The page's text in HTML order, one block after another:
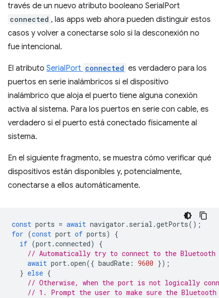
través de un nuevo atributo booleano SerialPort
connected , las apps web ahora pueden distinguir estos
casos y volver a conectarse solo si la desconexión no
fue intencional.
El atributo SerialPort connected es verdadero para los
puertos en serie inalámbricos si el dispositivo
inalámbrico que aloja el puerto tiene alguna conexión
activa al sistema. Para los puertos en serie con cable, es
verdadero si el puerto está conectado físicamente al
sistema.
En el siguiente fragmento, se muestra cómo verificar qué
dispositivos están disponibles y, potencialmente,
conectarse a ellos automáticamente.
const ports = await navigator . serial .getPorts();
for (const port of ports)
{
if (port.connected)
{
// Automatically try to connect to the Bluetooth
await port.open({ baudRate : 9600 });
} else {
// Otherwise, when the port is not logically
// 1. Prompt the user to make sure the